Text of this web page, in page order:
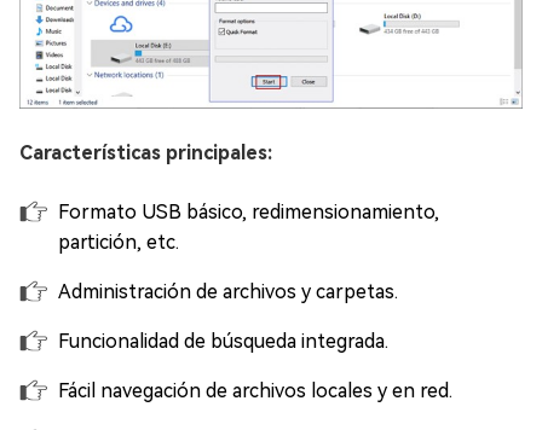
Características principales:
Formato USB básico, redimensionamiento,
partición, etc.
Administración de archivos y carpetas.
Funcionalidad de búsqueda integrada.
Fácil navegación de archivos locales y en red.